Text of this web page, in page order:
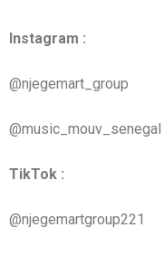
Instagram :
@njegemart_group
@music_mouv_senegal
TikTok :
@njegemartgroup221